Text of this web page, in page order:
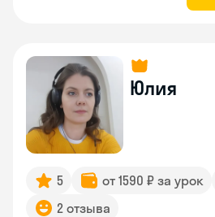
Юлия
5 от 1590 ₽ за урок
2 отзыва